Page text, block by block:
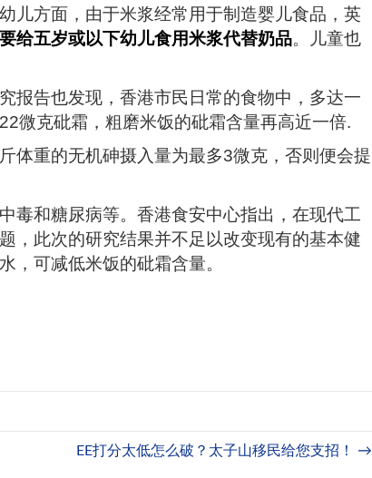
儿方面，由于米浆经常用于制造婴儿食品，英
给五岁或以下幼儿食用米浆代替奶品。儿童也
报告也发现，香港市民日常的食物中，多达一
微克砒霜，粗磨米饭的砒霜含量再高近一倍.
体重的无机砷摄入量为最多3微克，否则便会提
毒和糖尿病等。香港食安中心指出，在现代工
，此次的研究结果并不足以改变现有的基本健
，可减低米饭的砒霜含量。
EE打分太低怎么破？太子山移民给您支招！ →